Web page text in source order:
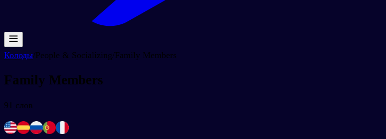
Колоды/People & Socializing/Family Members
Family Members
91 слов